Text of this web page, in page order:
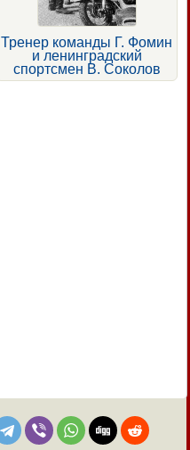
Тренер команды Г. Фомин
и ленинградский
спортсмен В. Соколов